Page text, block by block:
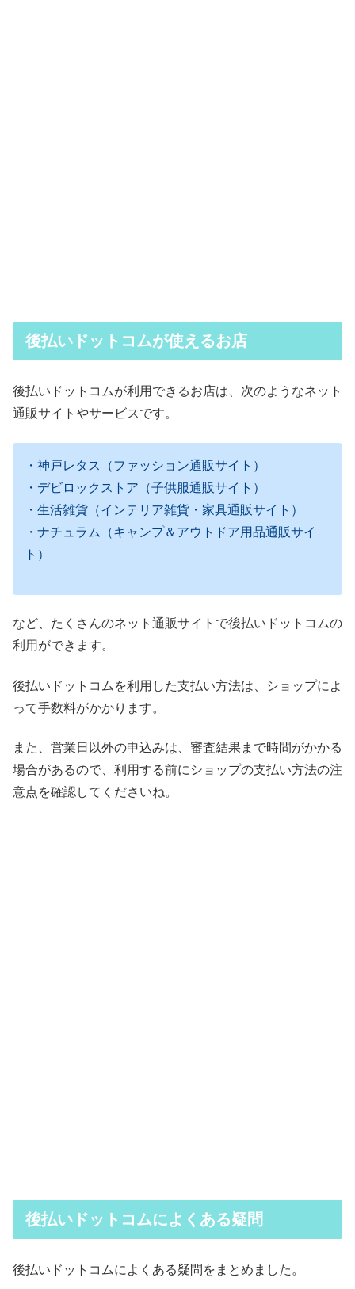
後払いドットコムが使えるお店
後払いドットコムが利用できるお店は、次のようなネット
通販サイトやサービスです。
・神戸レタス（ファッション通販サイト）
・デビロックストア（子供服通販サイト）
・生活雑貨（インテリア雑貨・家具通販サイト）
・ナチュラム（キャンプ＆アウトドア用品通販サイ
ト）
など、たくさんのネット通販サイトで後払いドットコムの
利用ができます。
後払いドットコムを利用した支払い方法は、ショップによ
って手数料がかかります。
また、営業日以外の申込みは、審査結果まで時間がかかる
場合があるので、利用する前にショップの支払い方法の注
意点を確認してくださいね。
後払いドットコムによくある疑問
後払いドットコムによくある疑問をまとめました。